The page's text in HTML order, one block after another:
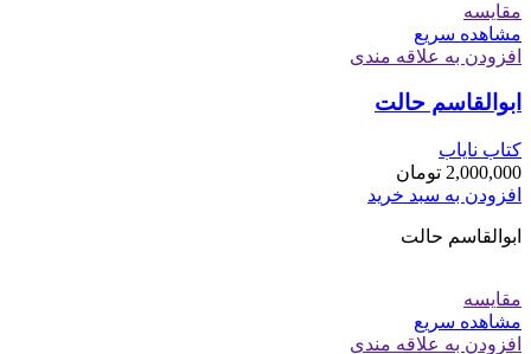
مقایسه
مشاهده سریع
افزودن به علاقه مندی
ابوالقاسم حالت
کتاب نایاب
2,000,000 تومان
افزودن به سبد خرید
ابوالقاسم حالت
مقایسه
مشاهده سریع
افزودن به علاقه مندی